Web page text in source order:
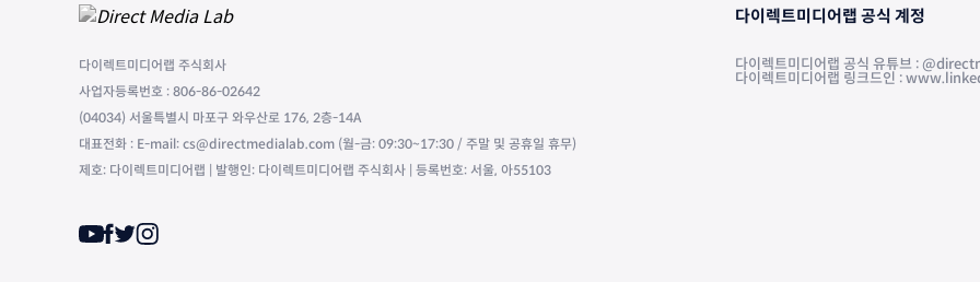
다이렉트미디어랩 주식회사
사업자등록번호 : 806-86-02642
(04034) 서울특별시 마포구 와우산로 176, 2층-14A
대표전화 : E-mail: cs@directmedialab.com (월-금: 09:30~17:30 / 주말 및 공휴일 휴무)
제호: 다이렉트미디어랩 | 발행인: 다이렉트미디어랩 주식회사 | 등록번호: 서울, 아55103
다이렉트미디어랩 공식 계정
다이렉트미디어랩 공식 유튜브 :
다이렉트미디어랩 링크드인 :